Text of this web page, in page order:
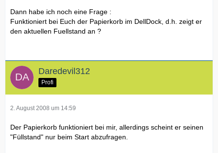
Dann habe ich noch eine Frage :
Funktioniert bei Euch der Papierkorb im DellDock, d.h. zeigt er
den aktuellen Fuellstand an ?
Daredevil312
Profi
2. August 2008 um 14:59
Der Papierkorb funktioniert bei mir, allerdings scheint er seinen
"Füllstand" nur beim Start abzufragen.